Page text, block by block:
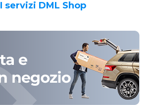
I servizi DML Shop